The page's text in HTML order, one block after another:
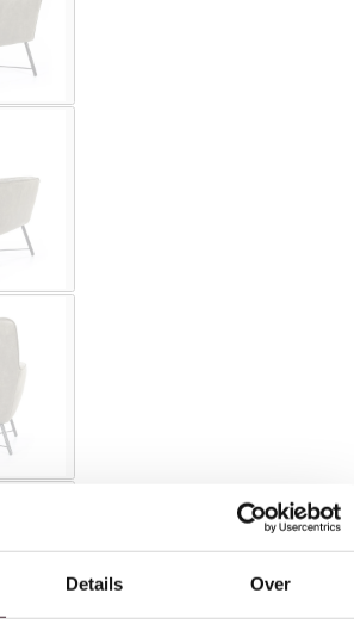
Over
gebruik van cookies